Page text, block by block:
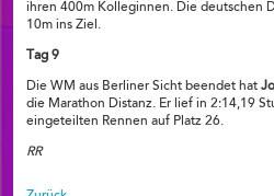
ihren 400m Kolleginnen. Die deutschen
10m ins Ziel.
Tag 9
Die WM aus Berliner Sicht beendet hat
die Marathon Distanz. Er lief in 2:14,19
eingeteilten Rennen auf Platz 26.
RR